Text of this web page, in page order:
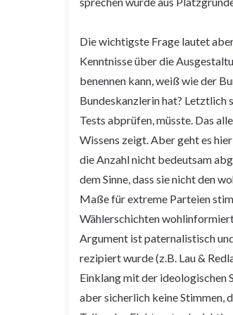
Die wichtigste Frage lautet
Kenntnisse über die
benennen kann, weiß wie der
Bundeskanzlerin hat? Letztlich
Tests abprüfen, müsste. Das
Wissens zeigt. Aber geht es
die Anzahl nicht bedeutsam
dem Sinne, dass sie nicht den
Maße für extreme Parteien
Wählerschichten
Argument ist paternalistisch
rezipiert wurde (z.B. Lau &
Einklang mit der ideologischen
aber sicherlich keine Stimmen,